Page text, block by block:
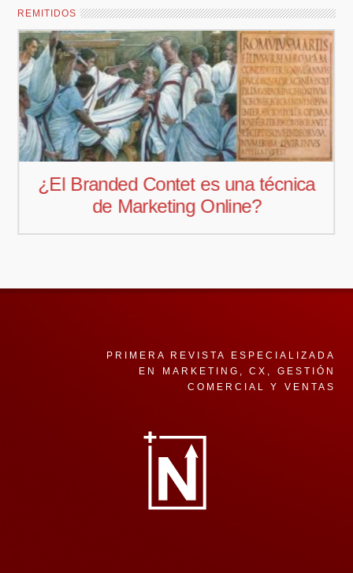
REMITIDOS
¿El Branded Contet es una técnica
de Marketing Online?
PRIMERA REVISTA ESPECIALIZADA
EN MARKETING, CX, GESTIÓN
COMERCIAL Y VENTAS